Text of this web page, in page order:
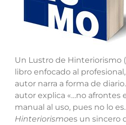
Un Lustro de Hinteriorismo
libro enfocado al
autor narra a forma de
autor explica «…no afrontes
manual al uso, pues no lo es.
Hinteriorismoes un sincero